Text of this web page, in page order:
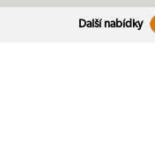
Další nabídky